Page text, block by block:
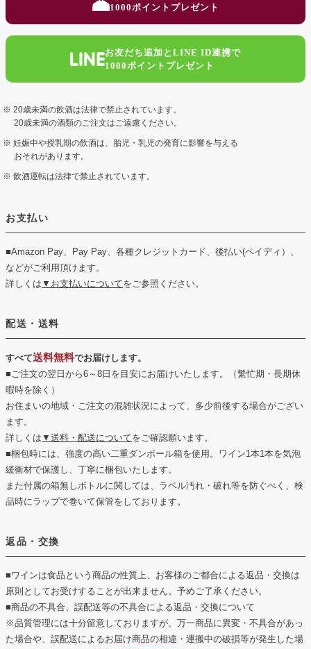
1000ポイントプレゼント
お友だち追加とLINE ID連携で
1000ポイントプレゼント
20歳未満の飲酒は法律で禁止されています。
20歳未満の酒類のご注文はご遠慮ください。
妊娠中や授乳期の飲酒は、胎児・乳児の発育に影響を与える
おそれがあります。
飲酒運転は法律で禁止されています。
お支払い
■Amazon Pay、Pay Pay、各種クレジットカード、後払い(ペイディ）、
などがご利用頂けます。
詳しくは ▼お支払いについてをご参照ください。
配送・送料
すべて送料無料でお届けします。
■ご注文の翌日から6～8日を目安にお届けいたします。（繁忙期・長期休
暇時を除く）
お住まいの地域・ご注文の混雑状況によって、多少前後する場合がござい
ます。
詳しくは ▼送料・配送についてをご確認願います。
■梱包時には、強度の高い二重ダンボール箱を使用。ワイン1本1本を気泡
緩衝材で保護し、丁寧に梱包いたします。
また付属の箱無しボトルに関しては、ラベル汚れ・破れ等を防ぐべく、検
品時にラップで巻いて保管をしております。
返品・交換
■ワインは食品という商品の性質上、お客様のご都合による返品・交換は
原則としてお受けすることが出来ません。予めご了承ください。
■商品の不具合、誤配送等の不具合による返品・交換について
※品質管理には十分留意しておりますが、万一商品に異変・不具合があっ
た場合や、誤配送によるお届け商品の相違・運搬中の破損等が発生した場